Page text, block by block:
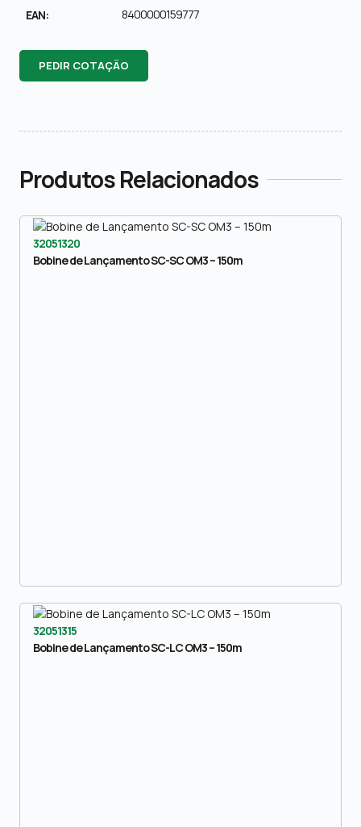
EAN: 8400000159777
PEDIR COTAÇÃO
Produtos Relacionados
32051320
Bobine de Lançamento SC-SC OM3 – 150m
32051315
Bobine de Lançamento SC-LC OM3 – 150m